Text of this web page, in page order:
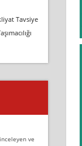
Tavsiye
ve